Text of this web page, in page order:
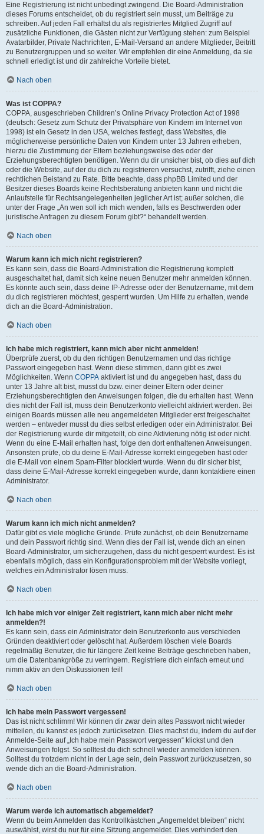
Eine Registrierung ist nicht unbedingt zwingend. Die Board-Administration
dieses Forums entscheidet, ob du registriert sein musst, um Beiträge zu
schreiben. Auf jeden Fall erhältst du als registriertes Mitglied Zugriff auf
zusätzliche Funktionen, die Gästen nicht zur Verfügung stehen: zum Beispiel
Avatarbilder, Private Nachrichten, E-Mail-Versand an andere Mitglieder, Beitritt
zu Benutzergruppen und so weiter. Wir empfehlen dir eine Anmeldung, da sie
schnell erledigt ist und dir zahlreiche Vorteile bietet.
Nach oben
Was ist COPPA?
COPPA, ausgeschrieben Children’s Online Privacy Protection Act of 1998
(deutsch: Gesetz zum Schutz der Privatsphäre von Kindern im Internet von
1998) ist ein Gesetz in den USA, welches festlegt, dass Websites, die
möglicherweise persönliche Daten von Kindern unter 13 Jahren erheben,
hierzu die Zustimmung der Eltern beziehungsweise des oder der
Erziehungsberechtigten benötigen. Wenn du dir unsicher bist, ob dies auf dich
oder die Website, auf der du dich zu registrieren versuchst, zutrifft, ziehe einen
rechtlichen Beistand zu Rate. Bitte beachte, dass phpBB Limited und der
Besitzer dieses Boards keine Rechtsberatung anbieten kann und nicht die
Anlaufstelle für Rechtsangelegenheiten jeglicher Art ist; außer solchen, die
unter der Frage „An wen soll ich mich wenden, falls es Beschwerden oder
juristische Anfragen zu diesem Forum gibt?“ behandelt werden.
Nach oben
Warum kann ich mich nicht registrieren?
Es kann sein, dass die Board-Administration die Registrierung komplett
ausgeschaltet hat, damit sich keine neuen Benutzer mehr anmelden können.
Es könnte auch sein, dass deine IP-Adresse oder der Benutzername, mit dem
du dich registrieren möchtest, gesperrt wurden. Um Hilfe zu erhalten, wende
dich an die Board-Administration.
Nach oben
Ich habe mich registriert, kann mich aber nicht anmelden!
Überprüfe zuerst, ob du den richtigen Benutzernamen und das richtige
Passwort eingegeben hast. Wenn diese stimmen, dann gibt es zwei
Möglichkeiten. Wenn COPPA aktiviert ist und du angegeben hast, dass du
unter 13 Jahre alt bist, musst du bzw. einer deiner Eltern oder deiner
Erziehungsberechtigten den Anweisungen folgen, die du erhalten hast. Wenn
dies nicht der Fall ist, muss dein Benutzerkonto vielleicht aktiviert werden. Bei
einigen Boards müssen alle neu angemeldeten Mitglieder erst freigeschaltet
werden – entweder musst du dies selbst erledigen oder ein Administrator. Bei
der Registrierung wurde dir mitgeteilt, ob eine Aktivierung nötig ist oder nicht.
Wenn du eine E-Mail erhalten hast, folge den dort enthaltenen Anweisungen.
Ansonsten prüfe, ob du deine E-Mail-Adresse korrekt eingegeben hast oder
die E-Mail von einem Spam-Filter blockiert wurde. Wenn du dir sicher bist,
dass deine E-Mail-Adresse korrekt eingegeben wurde, dann kontaktiere einen
Administrator.
Nach oben
Warum kann ich mich nicht anmelden?
Dafür gibt es viele mögliche Gründe. Prüfe zunächst, ob dein Benutzername
und dein Passwort richtig sind. Wenn dies der Fall ist, wende dich an einen
Board-Administrator, um sicherzugehen, dass du nicht gesperrt wurdest. Es ist
ebenfalls möglich, dass ein Konfigurationsproblem mit der Website vorliegt,
welches ein Administrator lösen muss.
Nach oben
Ich habe mich vor einiger Zeit registriert, kann mich aber nicht mehr
anmelden?!
Es kann sein, dass ein Administrator dein Benutzerkonto aus verschieden
Gründen deaktiviert oder gelöscht hat. Außerdem löschen viele Boards
regelmäßig Benutzer, die für längere Zeit keine Beiträge geschrieben haben,
um die Datenbankgröße zu verringern. Registriere dich einfach erneut und
nimm aktiv an den Diskussionen teil!
Nach oben
Ich habe mein Passwort vergessen!
Das ist nicht schlimm! Wir können dir zwar dein altes Passwort nicht wieder
mitteilen, du kannst es jedoch zurücksetzen. Dies machst du, indem du auf der
Anmelde-Seite auf „Ich habe mein Passwort vergessen“ klickst und den
Anweisungen folgst. So solltest du dich schnell wieder anmelden können.
Solltest du trotzdem nicht in der Lage sein, dein Passwort zurückzusetzen, so
wende dich an die Board-Administration.
Nach oben
Warum werde ich automatisch abgemeldet?
Wenn du beim Anmelden das Kontrollkästchen „Angemeldet bleiben“ nicht
auswählst, wirst du nur für eine Sitzung angemeldet. Dies verhindert den